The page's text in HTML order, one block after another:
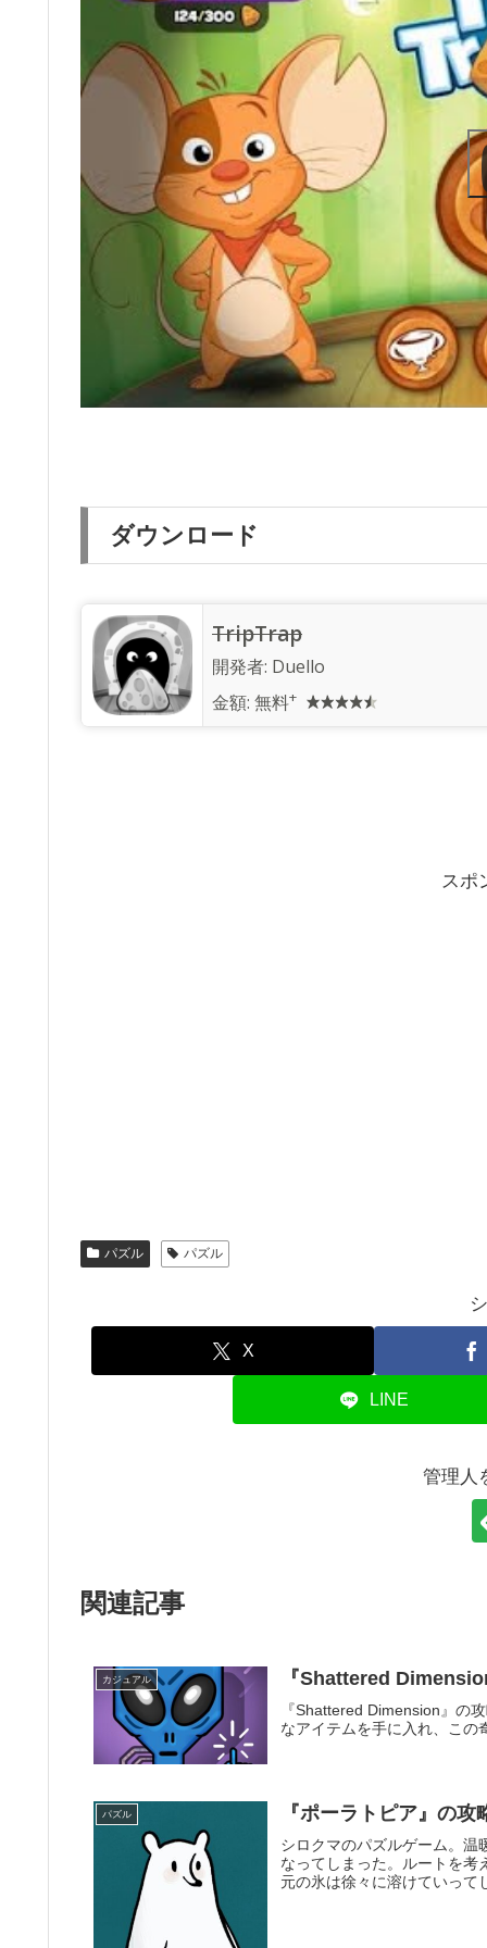
ダウンロード
TripTrap
開発者: Duello
金額: 無料+
スポ
パズル パズル
X
LINE
管理人
関連記事
カジュアル 『Shattered
『Shattered Dimension』の
なアイテムを手に入れ、この
パズル 『ポーラトピア』の攻
シロクマのパズルゲーム。温
なってしまった。ルートを考
元の氷は徐々に溶けていって